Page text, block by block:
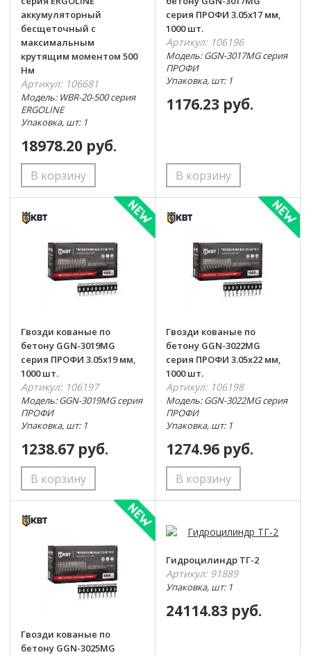
аккумуляторный
бесщеточный с
максимальным
крутящим моментом 500
Нм
Артикул: 106681
Модель: WBR-20-500 серия
ERGOLINE
Упаковка, шт: 1
18978.20 руб.
серия ПРОФИ 3.05х17 мм,
1000 шт.
Артикул: 106196
Модель: GGN-3017MG серия
ПРОФИ
Упаковка, шт: 1
1176.23 руб.
Гвозди кованые по
бетону GGN-3019MG
серия ПРОФИ 3.05х19 мм,
1000 шт.
Артикул: 106197
Модель: GGN-3019MG серия
ПРОФИ
Упаковка, шт: 1
1238.67 руб.
Гвозди кованые по
бетону GGN-3022MG
серия ПРОФИ 3.05х22 мм,
1000 шт.
Артикул: 106198
Модель: GGN-3022MG серия
ПРОФИ
Упаковка, шт: 1
1274.96 руб.
Гвозди кованые по
бетону GGN-3025MG
Гидроцилиндр ТГ-2
Артикул: 91889
Упаковка, шт: 1
24114.83 руб.